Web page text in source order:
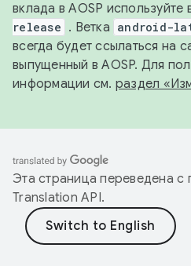
вклада в AOSP используйте
release . Ветка android-
всегда будет ссылаться на
выпущенный в AOSP. Для
информации см. раздел
Эта страница переведена
Translation API.